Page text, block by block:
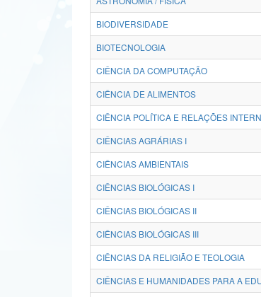
BIODIVERSIDADE
BIOTECNOLOGIA
CIÊNCIA DA COMPUTAÇÃO
CIÊNCIA DE ALIMENTOS
CIÊNCIA POLÍTICA E RELAÇÕES
CIÊNCIAS AGRÁRIAS I
CIÊNCIAS AMBIENTAIS
CIÊNCIAS BIOLÓGICAS I
CIÊNCIAS BIOLÓGICAS II
CIÊNCIAS BIOLÓGICAS III
CIÊNCIAS DA RELIGIÃO E TEOLOGIA
CIÊNCIAS E HUMANIDADES PARA A